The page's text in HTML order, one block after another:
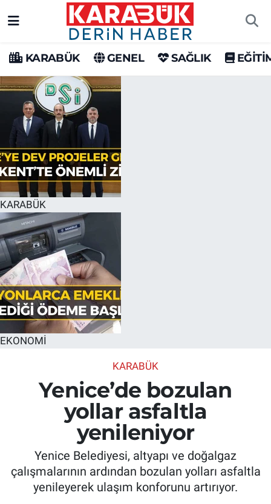
KARABÜK GENEL SAĞLIK
KARABÜK
EKONOMİ
KARABÜK
Yenice’de bozulan
yollar asfaltla
yenileniyor
Yenice Belediyesi, altyapı ve doğalgaz
çalışmalarının ardından bozulan yolları asfaltla
yenileyerek ulaşım konforunu artırıyor.
Karabük Hava Durumu
Karabük Trafik Yoğunluk Haritası
Süper Lig Puan Durumu ve Fikstür
Tüm Manşetler
Son Dakika Haberleri
Haber Arşivi